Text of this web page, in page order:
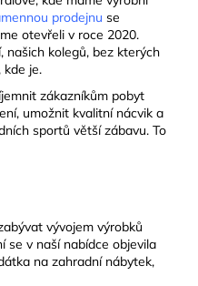
prodejnu se
otevřeli v roce 2020.
našich kolegů, bez kterých
kde je.
zákazníkům pobyt
umožnit kvalitní nácvik a
sportů větší zábavu. To
vývojem výrobků
se v naší nabídce objevila
na zahradní nábytek,